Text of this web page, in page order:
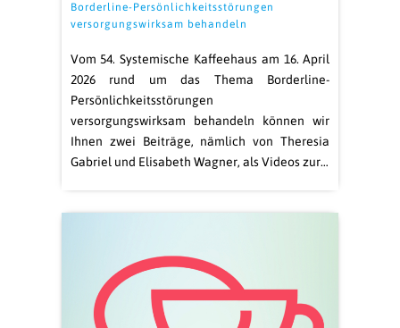
Borderline-Persönlichkeitsstörungen
versorgungswirksam behandeln
Vom 54. Systemische Kaffeehaus am 16. April
2026 rund um das Thema Borderline-
Persönlichkeitsstörungen
versorgungswirksam behandeln können wir
Ihnen zwei Beiträge, nämlich von Theresia
Gabriel und Elisabeth Wagner, als Videos zur…